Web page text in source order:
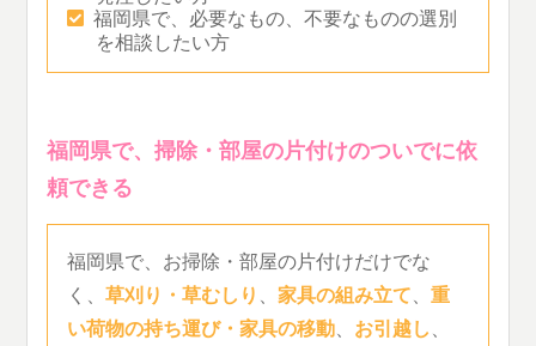
福岡県で、必要なもの、不要なものの選別
を相談したい方
福岡県で、掃除・部屋の片付けのついでに依
頼できる
福岡県で、お掃除・部屋の片付けだけでな
く、草刈り・草むしり 、家具の組み立て、重
い荷物の持ち運び・家具の移動、 お引越し、